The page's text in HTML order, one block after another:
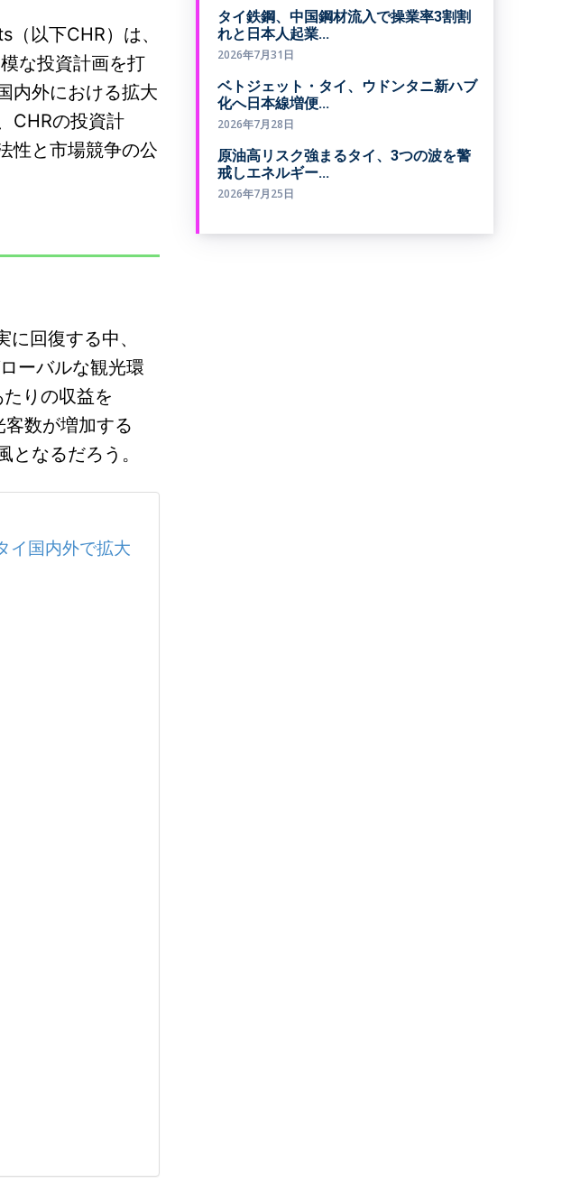
以下CHR）は、
な投資計画を打
内外における拡大
CHRの投資計
性と市場競争の公
回復する中、
ーバルな観光環
りの収益を
数が増加する
なるだろう。
イ国内外で拡大
タイ鉄鋼、中国鋼材流入で操業率3割割
れと日本人起業...
2026年7月31日
ベトジェット・タイ、ウドンタニ新ハブ
化へ日本線増便...
2026年7月28日
原油高リスク強まるタイ、3つの波を警
戒しエネルギー...
2026年7月25日